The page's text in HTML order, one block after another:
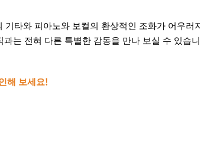
기타와 피아노와 보컬의 환상적인 조화가 어우러지
과는 전혀 다른 특별한 감동을 만나 보실 수 있습니
해 보세요!